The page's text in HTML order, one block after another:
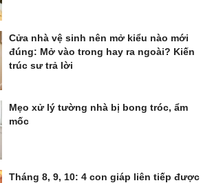
Cửa nhà vệ sinh nên mở kiểu nào mới
đúng: Mở vào trong hay ra ngoài? Kiến
trúc sư trả lời
Mẹo xử lý tường nhà bị bong tróc, ẩm
mốc
Tháng 8, 9, 10: 4 con giáp liên tiếp được